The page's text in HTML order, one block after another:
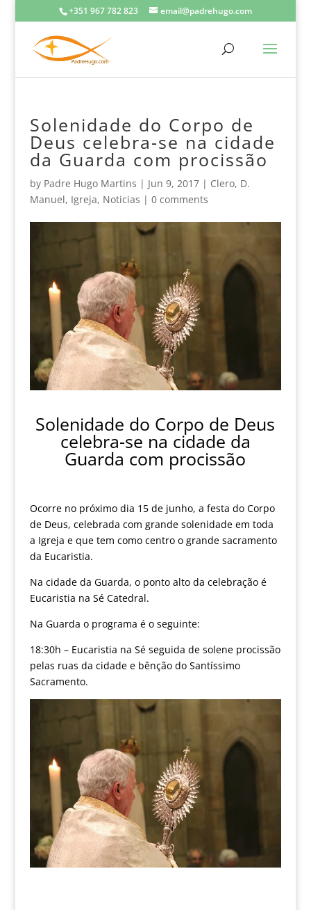
+351 967 782 823 email@padrehugo.com
Solenidade do Corpo de
Deus celebra-se na cidade
da Guarda com procissão
by Padre Hugo Martins | Jun 9, 2017| Clero, D.
Manuel, Igreja, Noticias | 0 comments
Solenidade do Corpo de Deus
celebra-se na cidade da
Guarda com procissão
Ocorre no próximo dia 15 de junho, a festa do Corpo
de Deus, celebrada com grande solenidade em toda
a Igreja e que tem como centro o grande sacramento
da Eucaristia.
Na cidade da Guarda, o ponto alto da celebração é
Eucaristia na Sé Catedral.
Na Guarda o programa é o seguinte:
18:30h – Eucaristia na Sé seguida de solene procissão
pelas ruas da cidade e bênção do Santíssimo
Sacramento.